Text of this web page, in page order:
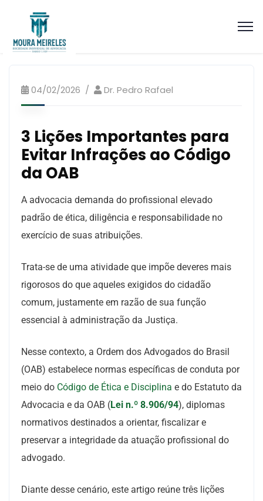
04/02/2026 Dr. Pedro Rafael
3 Lições Importantes para
Evitar Infrações ao Código
da OAB
A advocacia demanda do profissional elevado
padrão de ética, diligência e responsabilidade no
exercício de suas atribuições.
Trata-se de uma atividade que impõe deveres mais
rigorosos do que aqueles exigidos do cidadão
comum, justamente em razão de sua função
essencial à administração da Justiça.
Nesse contexto, a Ordem dos Advogados do Brasil
(OAB) estabelece normas específicas de conduta por
meio do Código de Ética e Disciplina e do Estatuto da
Advocacia e da OAB (Lei n.º 8.906/94), diplomas
normativos destinados a orientar, fiscalizar e
preservar a integridade da atuação profissional do
advogado.
Diante desse cenário, este artigo reúne três lições